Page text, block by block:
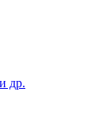
др.